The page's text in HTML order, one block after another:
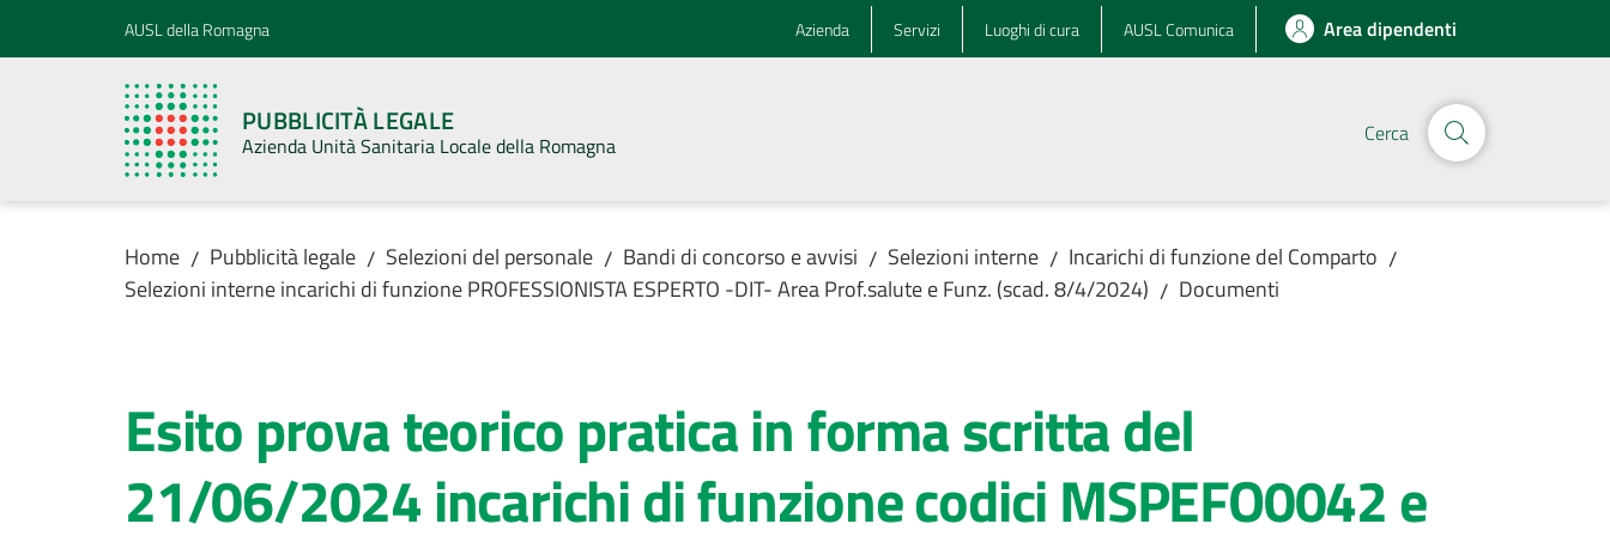
Vai al contenuto
Vai alla navigazioneAUSL della Romagna Azienda Servizi Luoghi di cura AUSL Comunica Area dipendenti
PUBBLICITÀ LEGALE
Azienda Unità Sanitaria Locale della Romagna Cerca
Home / Pubblicità legale / Selezioni del personale / Bandi di concorso e avvisi / Selezioni interne / Incarichi di funzione del Comparto /
Selezioni interne incarichi di funzione PROFESSIONISTA ESPERTO -DIT- Area Prof.salute e Funz. (scad. 8/4/2024) / Documenti
Esito prova teorico pratica in forma scritta del
21/06/2024 incarichi di funzione codici MSPEFO0042 e